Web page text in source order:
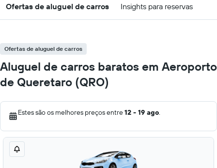
Ofertas de aluguel de carros Insights para reservas
Ofertas de aluguel de carros
Aluguel de carros baratos em Aeroporto
de Queretaro (QRO)
Estes são os melhores preços entre12 - 19 ago.